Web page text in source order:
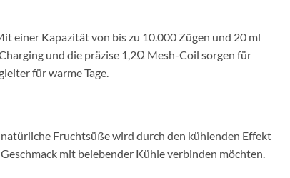
einer Kapazität von bis zu 10.000 Zügen und 20 ml
und die präzise 1,2Ω Mesh-Coil sorgen für
für warme Tage.
Fruchtsüße wird durch den kühlenden Effekt
mit belebender Kühle verbinden möchten.